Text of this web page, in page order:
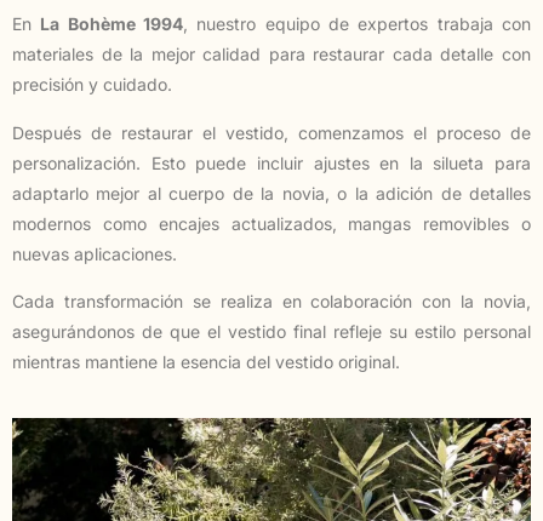
En La Bohème 1994 , nuestro equipo de expertos trabaja con
materiales de la mejor calidad para restaurar cada detalle con
precisión y cuidado.
Después de restaurar el vestido, comenzamos el proceso de
personalización. Esto puede incluir ajustes en la silueta para
adaptarlo mejor al cuerpo de la novia, o la adición de detalles
modernos como encajes actualizados, mangas removibles o
nuevas aplicaciones.
Cada transformación se realiza en colaboración con la novia,
asegurándonos de que el vestido final refleje su estilo personal
mientras mantiene la esencia del vestido original.